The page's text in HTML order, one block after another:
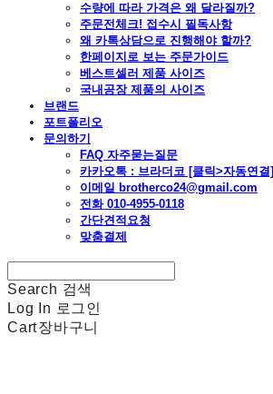
수량에 따라 가격은 왜 달라질까?
주문전체크! 접수시 필독사항
왜 카톡상담으로 진행해야 할까?
한페이지로 보는 주문가이드
베스트셀러 제품 사이즈
국내공장 제품의 사이즈
브랜드
포트폴리오
문의하기
FAQ 자주묻는질문
카카오톡 : 브라더코 [클릭>자동연결]
이메일 brotherco24@gmail.com
전화 010-4955-0118
간단견적요청
맞춤결제
Search 검색
Log In 로그인
Cart장바구니